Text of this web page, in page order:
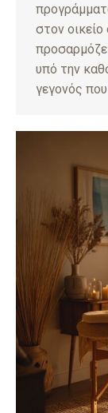
στον
υπό την
γεγονός